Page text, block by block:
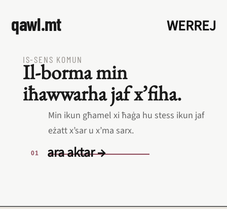
qawl.mt WERREJ
IS‑SENS KOMUN
Il‑borma min
iħawwarha jaf x’fiha.
Min ikun għamel xi ħaġa hu stess ikun jaf
eżatt x’sar u x’ma sarx.
ara aktar →